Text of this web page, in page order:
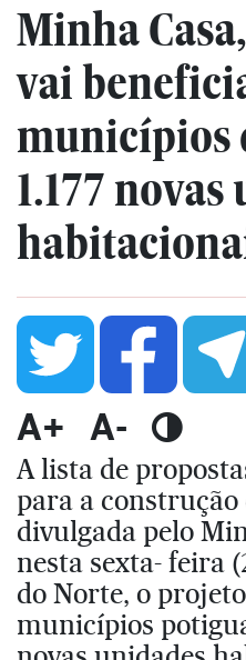
Minha
vai
municípios
1.177
A+ A-
A lista de
para a
divulgada pelo
nesta sexta- feira
do Norte, o
municípios